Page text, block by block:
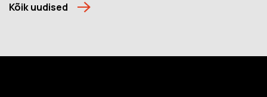
Kõik uudised